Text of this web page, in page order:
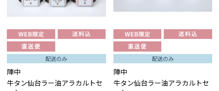
配送のみ
陣中
牛タン仙台ラー油アラカルトセ
配送のみ
陣中
牛タン仙台ラー油アラカルトセ